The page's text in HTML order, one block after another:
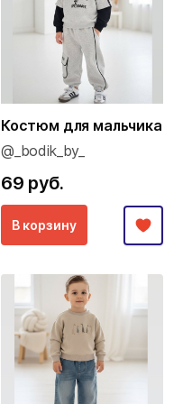
Костюм для мальчика
@_bodik_by_
69 руб.
В корзину